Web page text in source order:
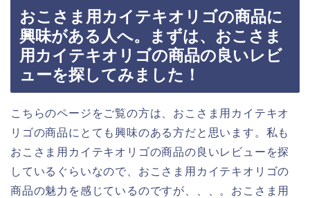
おこさま用カイテキオリゴの商品に
興味がある人へ。まずは、おこさま
用カイテキオリゴの商品の良いレビ
ューを探してみました！
こちらのページをご覧の方は、おこさま用カイテキオ
リゴの商品にとても興味のある方だと思います。私も
おこさま用カイテキオリゴの商品の良いレビューを探
しているぐらいなので、おこさま用カイテキオリゴの
商品の魅力を感じているのですが、、、。おこさま用